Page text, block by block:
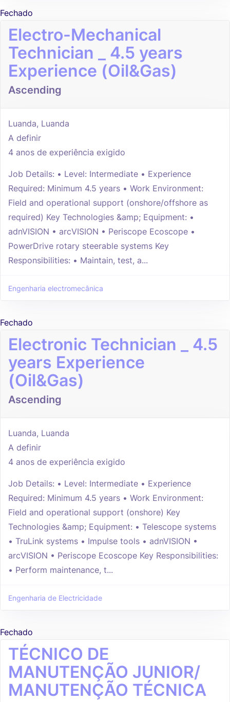
Fechado
Electro-Mechanical
Technician _ 4.5 years
Experience (Oil&Gas)
Ascending
Luanda, Luanda
A definir
4 anos de experiência exigido
Job Details: • Level: Intermediate • Experience
Required: Minimum 4.5 years • Work Environment:
Field and operational support (onshore/offshore as
required) Key Technologies &amp; Equipment: •
adnVISION • arcVISION • Periscope Ecoscope •
PowerDrive rotary steerable systems Key
Responsibilities: • Maintain, test, a...
Engenharia electromecânica
Fechado
Electronic Technician _ 4.5
years Experience
(Oil&Gas)
Ascending
Luanda, Luanda
A definir
4 anos de experiência exigido
Job Details: • Level: Intermediate • Experience
Required: Minimum 4.5 years • Work Environment:
Field and operational support (onshore) Key
Technologies &amp; Equipment: • Telescope systems
• TruLink systems • Impulse tools • adnVISION •
arcVISION • Periscope Ecoscope Key Responsibilities:
• Perform maintenance, t...
Engenharia de Electricidade
Fechado
TÉCNICO DE
MANUTENÇÃO JUNIOR/
MANUTENÇÃO TÉCNICA